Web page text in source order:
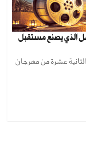
الذي يصنع مستقبل
عشرة من مهرجان